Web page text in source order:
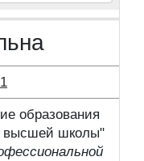
образования
высшей школы"